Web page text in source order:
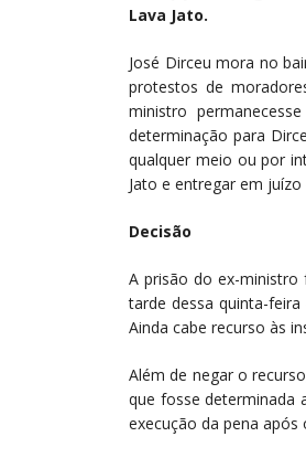
Lava Jato.
José Dirceu mora no
protestos de
ministro
determinação para
qualquer meio ou por
Jato e entregar em
Decisão
A prisão do ex-ministro
tarde dessa quinta-
Ainda cabe recurso às
Além de negar o
que fosse determinada
execução da pena